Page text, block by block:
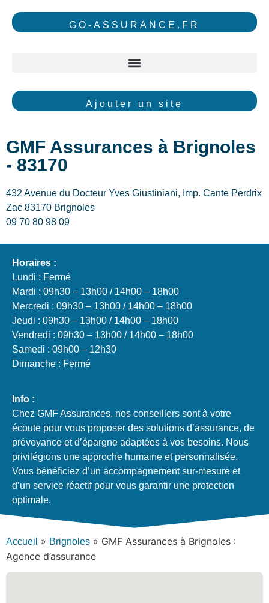
GO-ASSURANCE.FR
Ajouter un site
GMF Assurances à Brignoles
- 83170
432 Avenue du Docteur Yves Giustiniani, Imp. Cante Perdrix
Zac 83170 Brignoles
09 70 80 98 09
Horaires :
Lundi : Fermé
Mardi : 09h30 – 13h00 / 14h00 – 18h00
Mercredi : 09h30 – 13h00 / 14h00 – 18h00
Jeudi : 09h30 – 13h00 / 14h00 – 18h00
Vendredi : 09h30 – 13h00 / 14h00 – 18h00
Samedi : 09h00 – 12h30
Dimanche : Fermé
Info :
Chez GMF Assurances, nos conseillers sont à votre
écoute pour vous proposer des solutions d’assurance, de
prévoyance et d’épargne adaptées à vos besoins. Nous
privilégions une approche humaine et personnalisée.
Vous bénéficiez d’un accompagnement sur-mesure et
d’un service réactif pour vous garantir une protection
optimale.
Accueil » Brignoles » GMF Assurances à Brignoles :
Agence d’assurance